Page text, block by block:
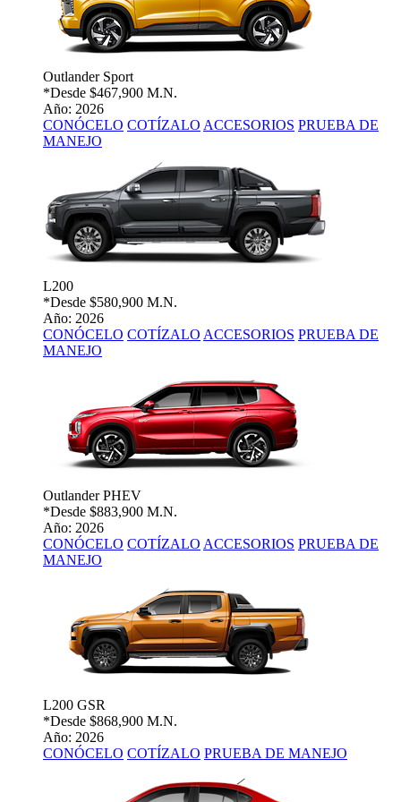
Outlander Sport
*Desde $467,900 M.N.
Año: 2026
CONÓCELO COTÍZALO ACCESORIOS PRUEBA DE
MANEJO
L200
*Desde $580,900 M.N.
Año: 2026
CONÓCELO COTÍZALO ACCESORIOS PRUEBA DE
MANEJO
Outlander PHEV
*Desde $883,900 M.N.
Año: 2026
CONÓCELO COTÍZALO ACCESORIOS PRUEBA DE
MANEJO
L200 GSR
*Desde $868,900 M.N.
Año: 2026
CONÓCELO COTÍZALO PRUEBA DE MANEJO